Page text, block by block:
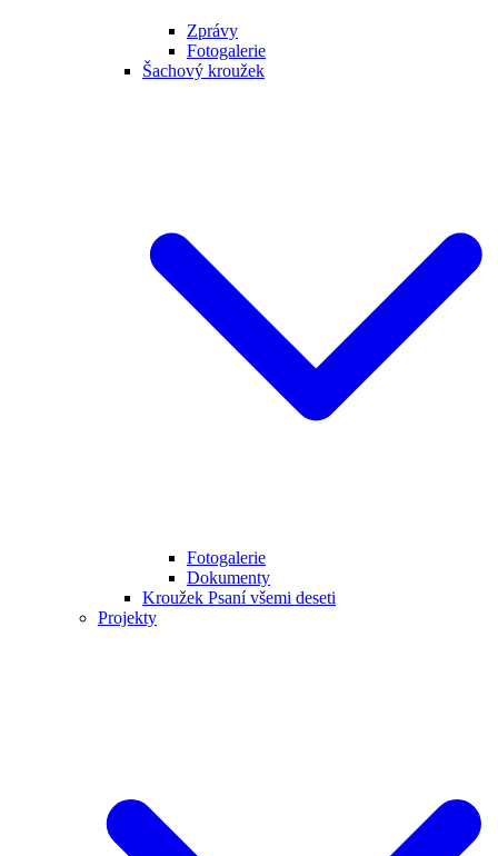
Zprávy
Fotogalerie
Šachový kroužek
Fotogalerie
Dokumenty
Kroužek Psaní všemi deseti
Projekty